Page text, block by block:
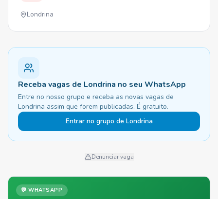
Londrina
Receba vagas de Londrina no seu WhatsApp
Entre no nosso grupo e receba as novas vagas de
Londrina assim que forem publicadas. É gratuito.
Entrar no grupo de Londrina
Denunciar vaga
💬 WHATSAPP